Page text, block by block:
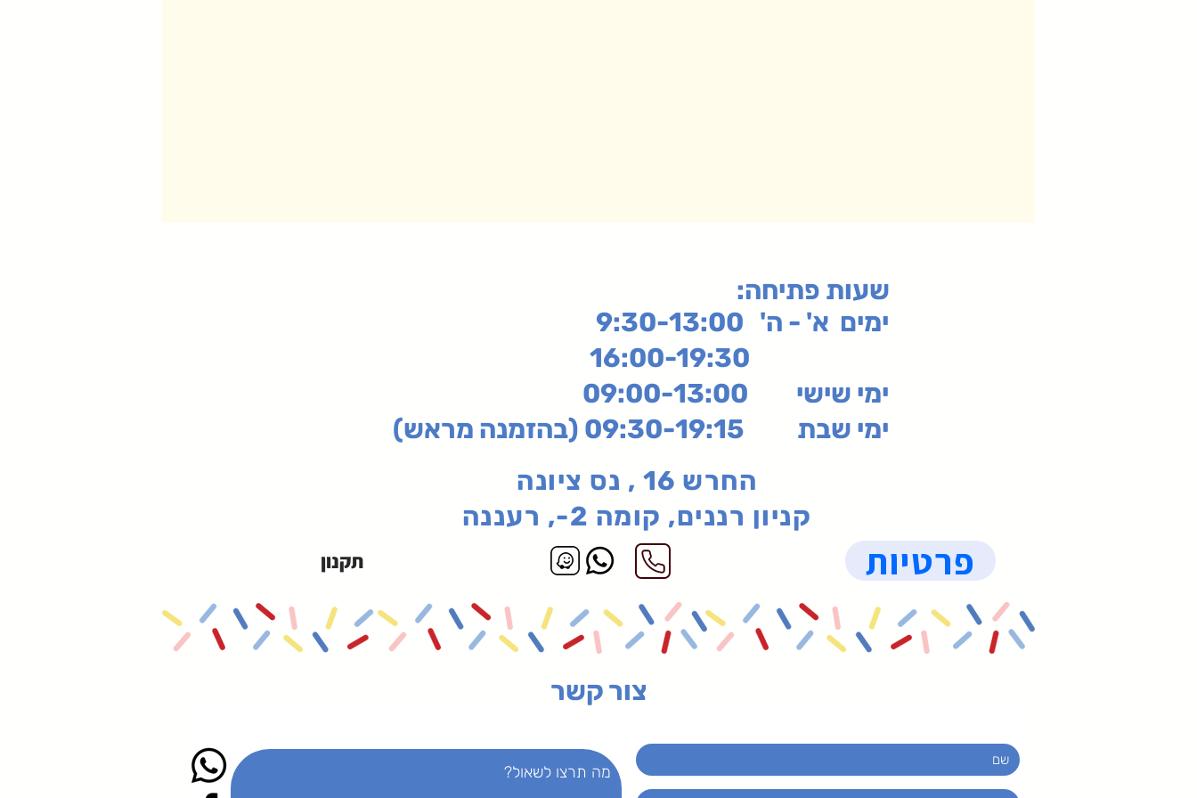
:שעות פתיחה
ימים א' - ה' 9:30-13:00
ימי שישי 09:00-13:00
ימי שבת 09:30-19:15 (בהזמנה מראש)
החרש 16 , נס ציונה
קניון רננים, קומה 2-, רעננה
תקנון פרטיות
צור קשר